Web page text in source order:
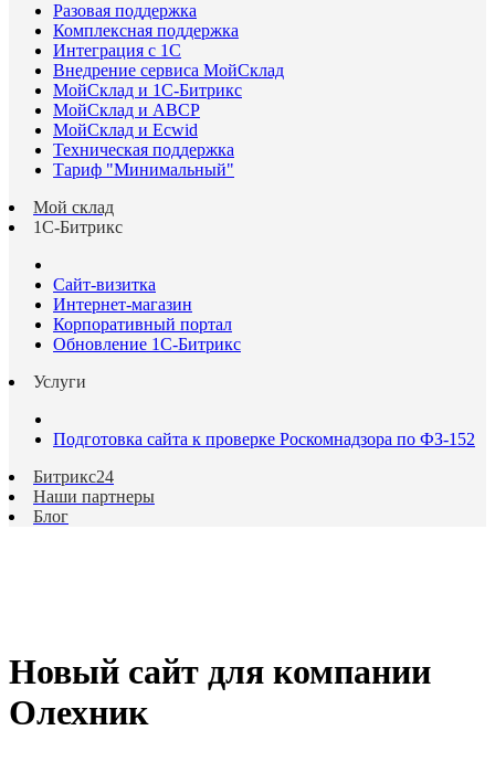
Разовая поддержка
Комплексная поддержка
Интеграция с 1С
Внедрение сервиса МойСклад
МойСклад и 1С-Битрикс
МойСклад и ABCP
МойСклад и Ecwid
Техническая поддержка
Тариф "Минимальный"
Мой склад
1С-Битрикс
Сайт-визитка
Интернет-магазин
Корпоративный портал
Обновление 1С-Битрикс
Услуги
Подготовка сайта к проверке Роскомнадзора по ФЗ-152
Битрикс24
Наши партнеры
Блог
Новый сайт для компании
Олехник